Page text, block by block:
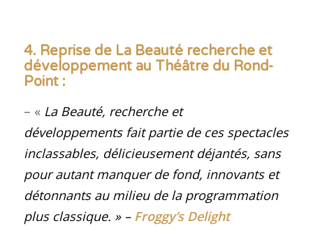
4. Reprise de La Beauté recherche et
développementau Théâtre du Rond-
Point :
– « La Beauté, recherche et
développements fait partie de ces spectacles
inclassables, délicieusement déjantés, sans
pour autant manquer de fond, innovants et
détonnants au milieu de la programmation
plus classique. » – Froggy’s Delight